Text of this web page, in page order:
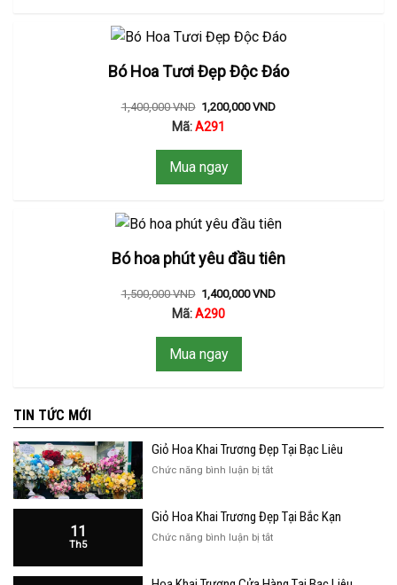
Bó Hoa Tươi Đẹp Độc Đáo
1,400,000VND 1,200,000VND
Mã:A291
Mua ngay
Bó hoa phút yêu đầu tiên
1,500,000VND 1,400,000VND
Mã:A290
Mua ngay
TIN TỨC MỚI
Giỏ Hoa Khai Trương Đẹp Tại Bạc Liêu
Chức năng bình luận bị tắtở
Khai
Đẹp
11
Th5
Giỏ Hoa Khai Trương Đẹp Tại Bắc Kạn
Chức năng bình luận bị tắtở
Khai